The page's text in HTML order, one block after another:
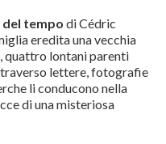
del tempo di Cédric
eredita una vecchia
quattro lontani parenti
lettere, fotografie
li conducono nella
di una misteriosa